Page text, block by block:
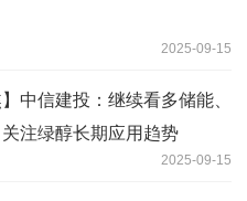
2025-09-15
】中信建投：继续看多储能、
注绿醇长期应用趋势
2025-09-15